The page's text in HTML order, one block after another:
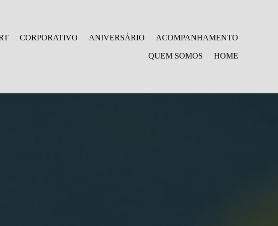
CORPORATIVO ANIVERSÁRIO ACOMPANHAMENTO
QUEM SOMOS HOME